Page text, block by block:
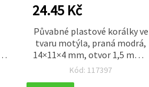
24.45 Kč
Půvabné plastové korálky ve
tvaru motýla, praná modrá,
14×11×4 mm, otvor 1,5 mm –
50 g (~150 ks) – ideální pro
Kód: 117397